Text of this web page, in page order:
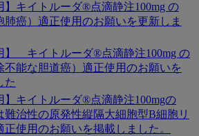
】キイトルーダ®点滴静注100mg の
肺癌）適正使用のお願いを更新しま
】 キイトルーダ®点滴静注100mg の
不能な胆道癌）適正使用のお願いを
た
】キイトルーダ®点滴静注100mgの
難治性の原発性縦隔大細胞型B細胞リ
正使用のお願いを掲載しました。